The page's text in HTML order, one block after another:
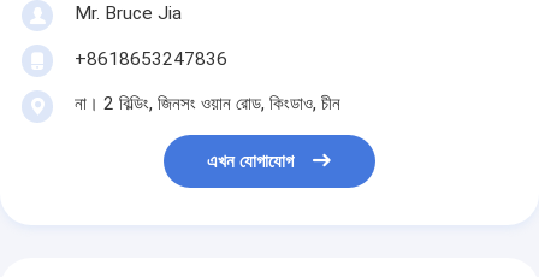
Mr. Bruce Jia
+8618653247836
না। 2 বিল্ডিং, জিনসং ওয়ান রোড, কিংডাও, চীন
এখন যোগাযোগ